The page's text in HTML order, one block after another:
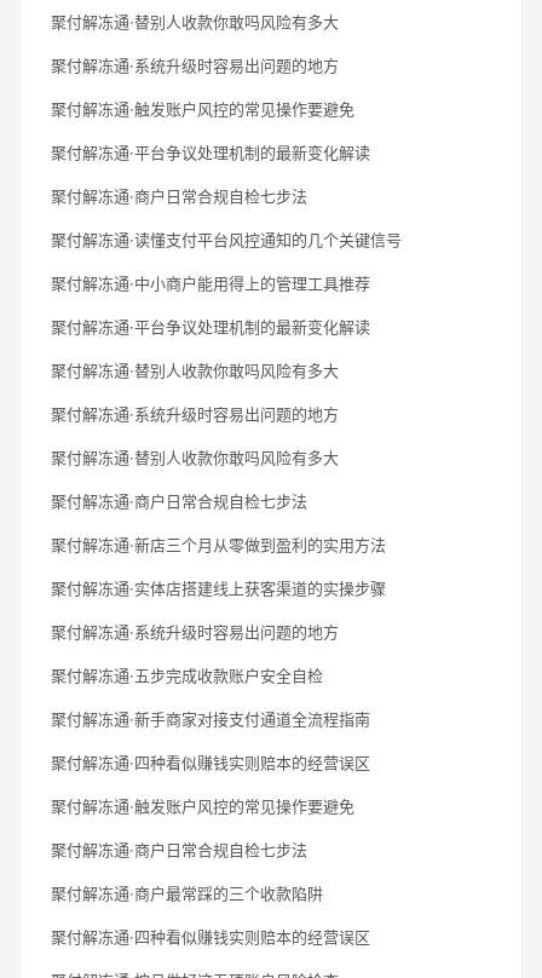
聚付解冻通·替别人收款你敢吗风险有多大
聚付解冻通·系统升级时容易出问题的地方
聚付解冻通·触发账户风控的常见操作要避免
聚付解冻通·平台争议处理机制的最新变化解读
聚付解冻通·商户日常合规自检七步法
聚付解冻通·读懂支付平台风控通知的几个关键信号
聚付解冻通·中小商户能用得上的管理工具推荐
聚付解冻通·平台争议处理机制的最新变化解读
聚付解冻通·替别人收款你敢吗风险有多大
聚付解冻通·系统升级时容易出问题的地方
聚付解冻通·替别人收款你敢吗风险有多大
聚付解冻通·商户日常合规自检七步法
聚付解冻通·新店三个月从零做到盈利的实用方法
聚付解冻通·实体店搭建线上获客渠道的实操步骤
聚付解冻通·系统升级时容易出问题的地方
聚付解冻通·五步完成收款账户安全自检
聚付解冻通·新手商家对接支付通道全流程指南
聚付解冻通·四种看似赚钱实则赔本的经营误区
聚付解冻通·触发账户风控的常见操作要避免
聚付解冻通·商户日常合规自检七步法
聚付解冻通·商户最常踩的三个收款陷阱
聚付解冻通·四种看似赚钱实则赔本的经营误区